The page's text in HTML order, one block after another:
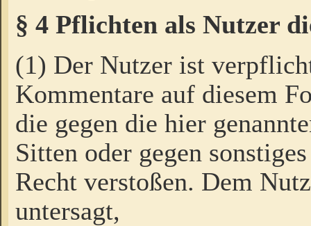
§ 4 Pflichten als Nutzer
(1) Der Nutzer ist
Kommentare auf diesem
die gegen die hier
Sitten oder gegen
Recht verstoßen. Dem
untersagt,